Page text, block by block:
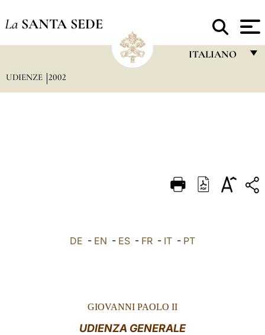
La SANTA SEDE
ITALIANO
DEUTSCH
العربيّة
UDIENZE 2002
DE - EN - ES - FR - IT - PT
GIOVANNI PAOLO II
UDIENZA GENERALE